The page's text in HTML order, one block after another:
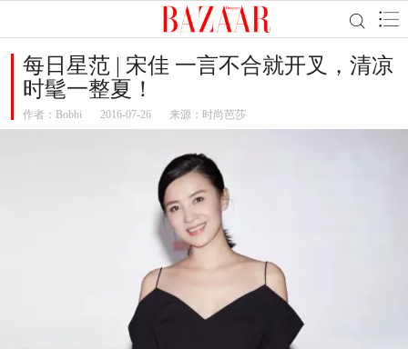
每日星范 | 宋佳 一言不合就开叉，清凉
时髦一整夏！
作者： Bobbi 2016-07-26 来源：时尚芭莎